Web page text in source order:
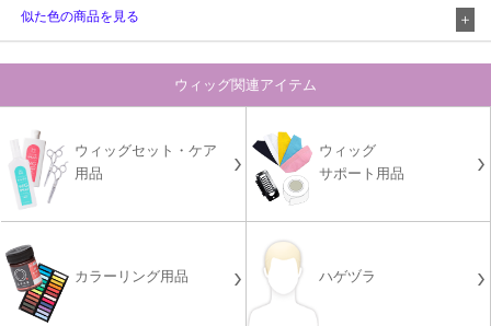
似た色の商品を見る
ウィッグ関連アイテム
ウィッグセット・ケア
用品
ウィッグ
サポート用品
カラーリング用品 ハゲヅラ